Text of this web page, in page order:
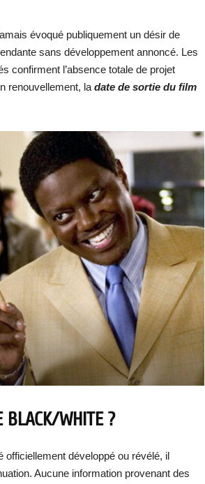
évoqué publiquement un désir de
sans développement annoncé. Les
confirment l’absence totale de projet
renouvellement, la date de sortie du film
BLACK/WHITE ?
officiellement développé ou révélé, il
Aucune information provenant des